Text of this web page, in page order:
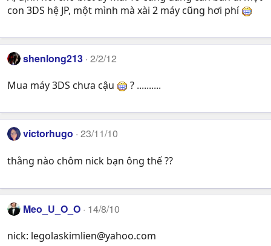
con 3DS hệ JP, một mình mà xài 2 máy cũng hơi phí
shenlong213 2/2/12
Mua máy 3DS chưa cậu ? ..........
victorhugo 23/11/10
thằng nào chôm nick bạn ông thế ??
Meo_U_O_O 14/8/10
nick: legolaskimlien@yahoo.com